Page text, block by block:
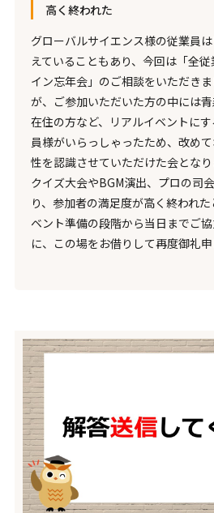
高く終われた
グローバルサイエンス様の従業員
えていることもあり、今回は「全
イン忘年会」のご相談をいただき
が、ご参加いただいた方の中には
在住の方など、リアルイベントに
員様がいらっしゃったため、改め
性を認識させていただけた会とな
クイズ大会やBGM演出、プロの司
り、参加者の満足度が高く終われ
ベント準備の段階から当日までご
に、この場をお借りして再度御礼申